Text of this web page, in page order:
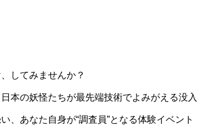
してみませんか？
本の妖怪たちが最先端技術でよみがえる没入
、あなた自身が“調査員”となる体験イベント
種のさつまいも」「りんご」の新商
月より販売